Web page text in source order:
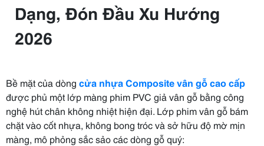
Dạng, Đón Đầu Xu Hướng
2026
Bề mặt của dòng cửa nhựa Composite vân gỗ cao cấp
được phủ một lớp màng phim PVC giả vân gỗ bằng công
nghệ hút chân không nhiệt hiện đại. Lớp phim vân gỗ bám
chặt vào cốt nhựa, không bong tróc và sở hữu độ mờ mịn
màng, mô phỏng sắc sảo các dòng gỗ quý: